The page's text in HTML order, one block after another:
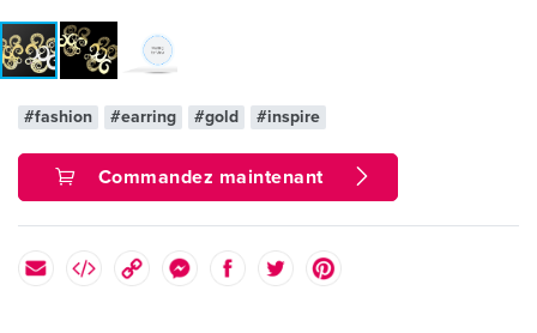
#fashion #earring #gold #inspire
Commandez maintenant